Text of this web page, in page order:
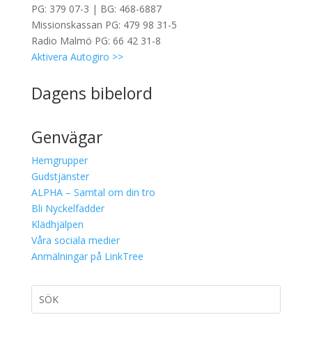
PG: 379 07-3 | BG: 468-6887
Missionskassan PG: 479 98 31-5
Radio Malmö PG: 66 42 31-8
Aktivera Autogiro >>
Dagens bibelord
Genvägar
Hemgrupper
Gudstjänster
ALPHA – Samtal om din tro
Bli Nyckelfadder
Klädhjälpen
Våra sociala medier
Anmälningar på LinkTree